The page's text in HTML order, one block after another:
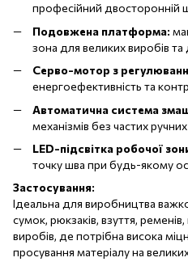
професійний двосторонній
Подовжена платформа:
зона для великих виробів та
Серво-мотор з
енергоефективність та
Автоматична система
механізмів без частих
LED-підсвітка робочої
точку шва при будь-якому
Застосування:
Ідеальна для виробництва
сумок, рюкзаків, взуття,
виробів, де потрібна висока
просування матеріалу на